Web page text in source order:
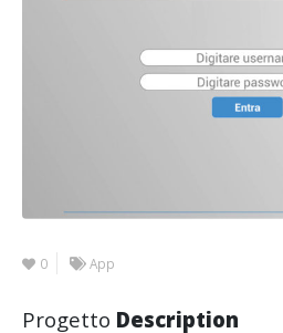
0 App
Progetto Description